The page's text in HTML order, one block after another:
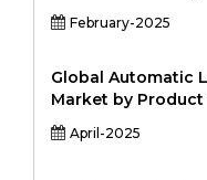
Services), and
(Excavators,
Cranes, Forklifts,
Mining,
Others), By End
Industrial,
and Regional
February-2025
Global Automatic
Market by Product
Type (Fiber laser,
laser & YAG laser),
April-2025